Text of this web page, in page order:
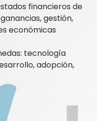
financieros de
gestión,
económicas
tecnología
adopción,